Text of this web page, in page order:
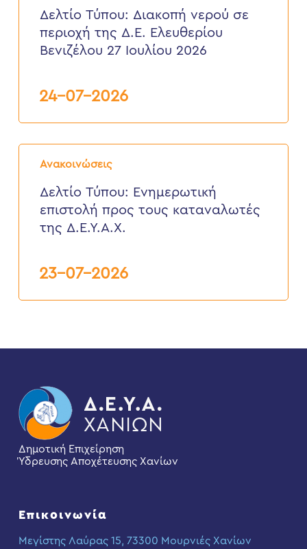
νερού
περιοχή
2026
Δελτίο Τύπου: Διακοπή νερού σε
περιοχή της Δ.Ε. Ελευθερίου
Βενιζέλου 27 Ιουλίου 2026
24-07-2026
Ανακοινώσεις
Δελτίο
Τύπου:
επιστολή
προς
τους
καταναλωτές
Δελτίο Τύπου: Eνημερωτική
επιστολή προς τους καταναλωτές
της Δ.Ε.Υ.Α.Χ.
23-07-2026
Δημοτική Επιχείρηση
Ύδρευσης Αποχέτευσης Χανίων
Επικοινωνία
Μεγίστης Λαύρας 15, 73300 Μουρνιές Χανίων